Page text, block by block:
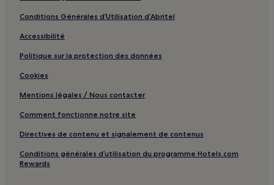
Conditions Générales d’Utilisation d’Abritel
Accessibilité
Politique sur la protection des données
Cookies
Mentions légales / Nous contacter
Comment fonctionne notre site
Directives de contenu et signalement de contenus
Conditions générales d’utilisation du programme Hotels.com
Rewards